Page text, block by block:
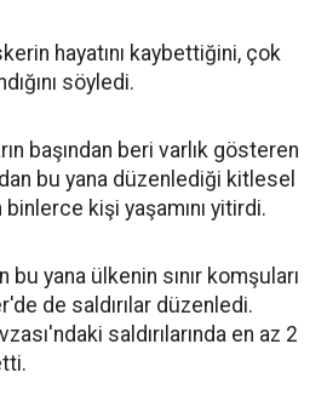
hayatını kaybettiğini, çok
söyledi.
başından beri varlık gösteren
bu yana düzenlediği kitlesel
kişi yaşamını yitirdi.
yana ülkenin sınır komşuları
de saldırılar düzenledi.
saldırılarında en az 2